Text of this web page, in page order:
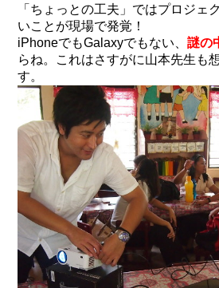
「ちょっとの工夫」ではプロジェ
いことが現場で発覚！
iPhoneでもGalaxyでもない、謎の
らね。これはさすがに山本先生も
す。